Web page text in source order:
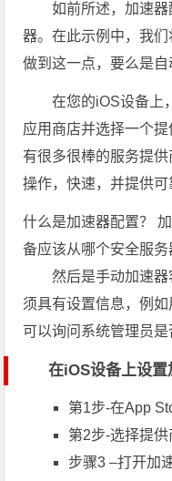
如前所述，加速
器。在此示例中，我
做到这一点，要么是自
在您的iOS设备上
应用商店并选择一个提
有很多很棒的服务提供
操作，快速，并提供可
什么是加速器配置？
备应该从哪个安全服
然后是手动加速
须具有设置信息，例
可以询问系统管理员是
在iOS设备上设置
第1步-在App
第2步-选择提供
步骤3 –打开加